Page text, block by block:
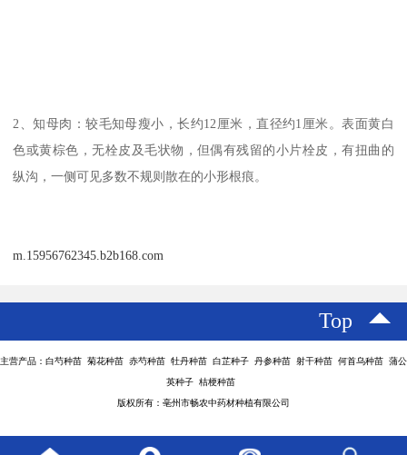
2、知母肉：较毛知母瘦小，长约12厘米，直径约1厘米。表面黄白
色或黄棕色，无栓皮及毛状物，但偶有残留的小片栓皮，有扭曲的
纵沟，一侧可见多数不规则散在的小形根痕。
m.15956762345.b2b168.com
Top
主营产品：白芍种苗 菊花种苗 赤芍种苗 牡丹种苗 白芷种子 丹参种苗 射干种苗 何首乌种苗 蒲公
英种子 桔梗种苗
版权所有：亳州市畅农中药材种植有限公司